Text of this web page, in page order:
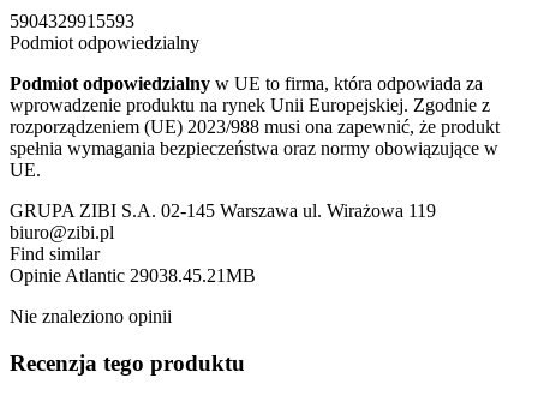
5904329915593
Podmiot odpowiedzialny
Podmiot odpowiedzialny w UE to firma, która odpowiada za
wprowadzenie produktu na rynek Unii Europejskiej. Zgodnie z
rozporządzeniem (UE) 2023/988 musi ona zapewnić, że produkt
spełnia wymagania bezpieczeństwa oraz normy obowiązujące w
UE.
GRUPA ZIBI S.A. 02-145 Warszawa ul. Wirażowa 119
biuro@zibi.pl
Find similar
Opinie Atlantic 29038.45.21MB
Nie znaleziono opinii
Recenzja tego produktu